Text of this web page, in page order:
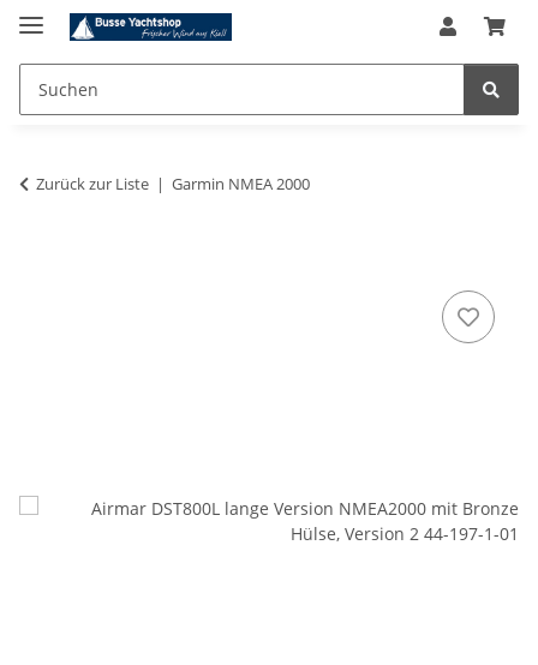
Zurück zur Liste Garmin NMEA 2000